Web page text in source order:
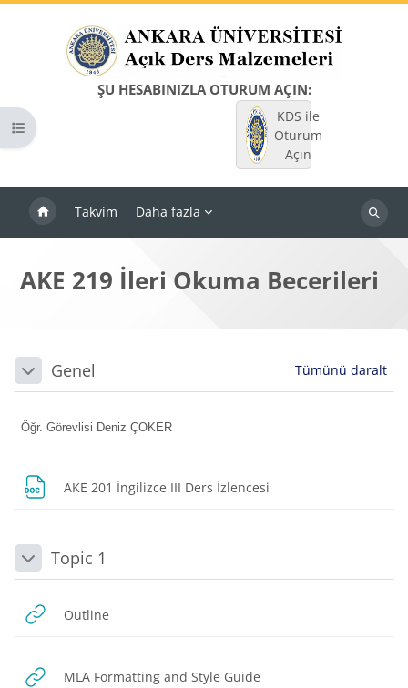
ŞU HESABINIZLA OTURUM AÇIN:
KDS ile
Oturum
Açın
Takvim Daha fazla
Dersleri
Kurs dizinini aç
AKE 219 İleri Okuma Becerileri
Bloklar
Bölüm anahatları
DaraltGenel Tümünü daralt
Öğr. Görevlisi Deniz ÇOKER
AKE 201 İngilizce III Ders İzlencesi
DaraltTopic 1
Outline
MLA Formatting and Style Guide